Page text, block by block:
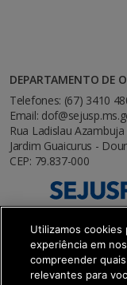
DEPARTAMENTO DE
Telefones: (67) 3410
Email:
Rua Ladislau
Jardim Guaicurus -
CEP: 79.837-000
Utilizamos cookies
experiência em
compreender
relevantes para